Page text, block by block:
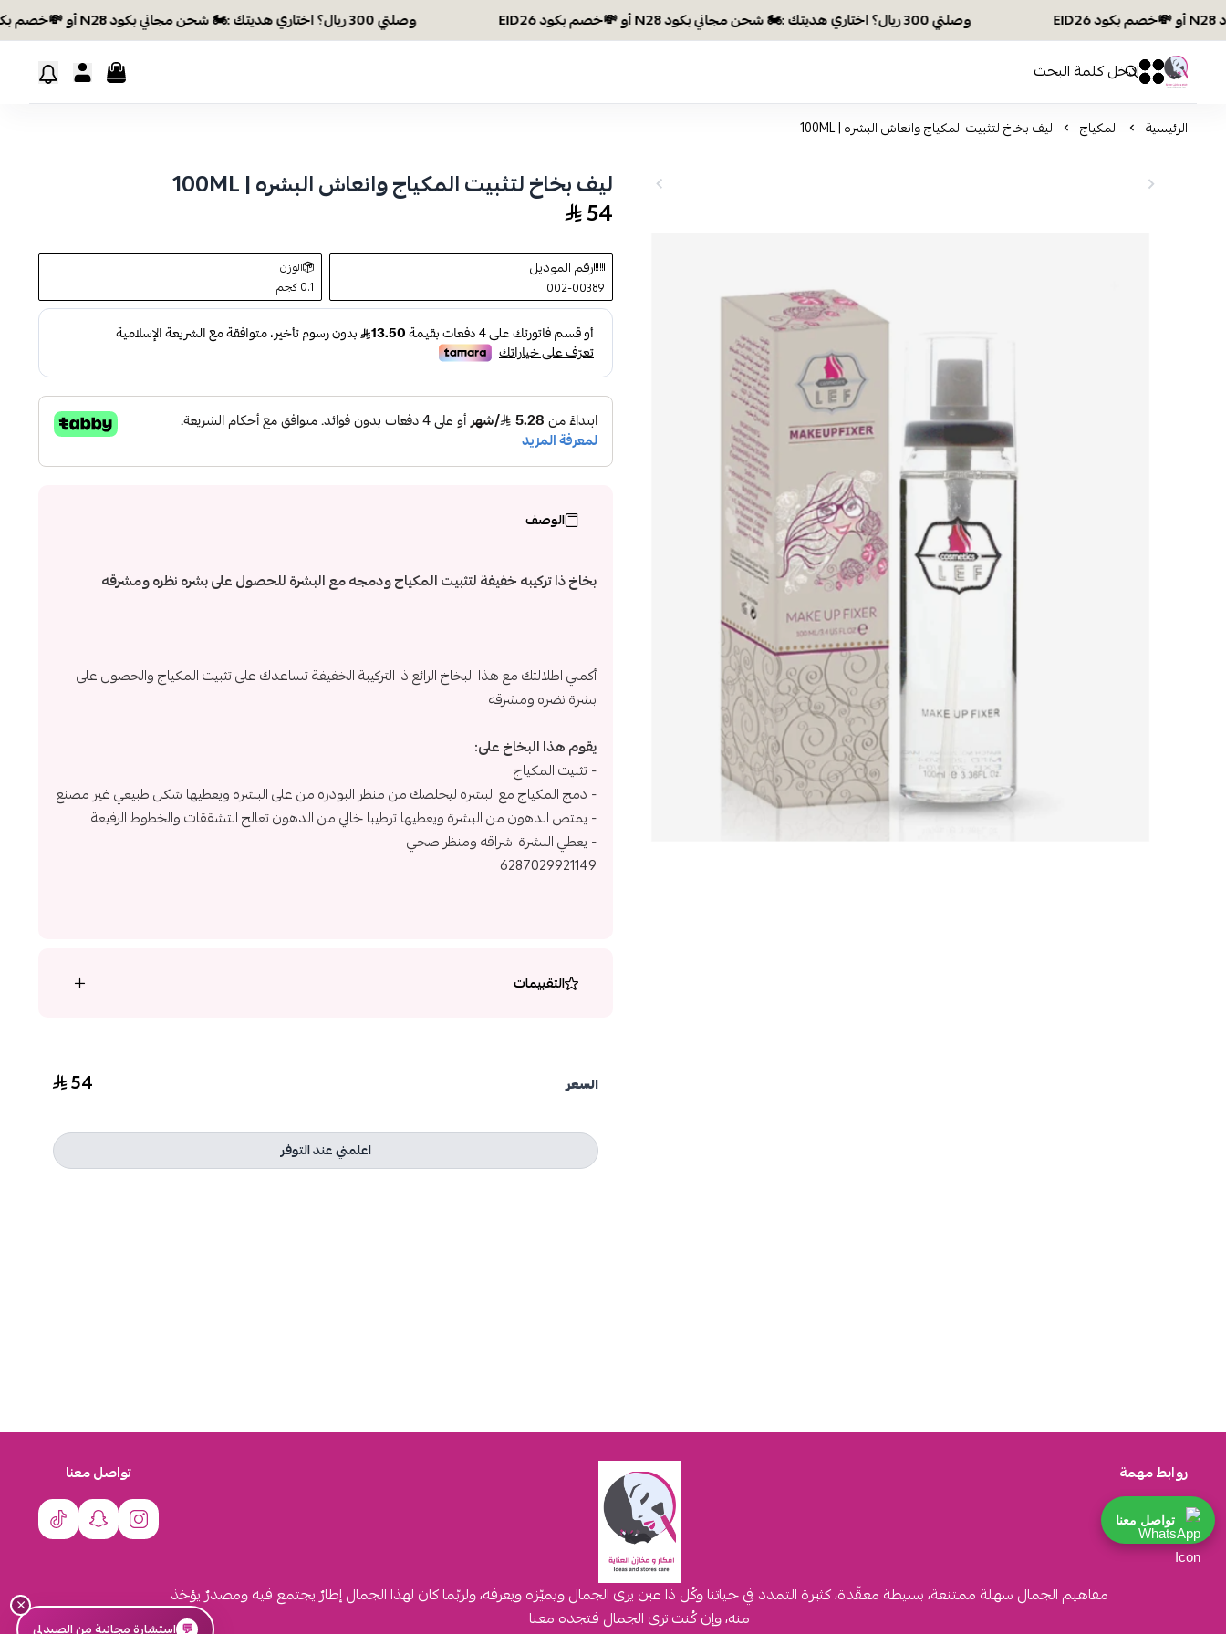
وصلتي 300 ريال؟ اختاري هديتك :🏍 شحن مجاني بكود N28 أو 💸خصم بكود EID26 وصلتي 300 ريال؟ اختاري هديتك :🏍 شحن مجاني بكود N28 أو 💸خصم بكود EID26
افكار ومخازن العناية
0 0
الرئيسية المكياج ليف بخاخ لتثبيت المكياج وانعاش البشره | 100ML
ليف بخاخ لتثبيت المكياج وانعاش البشره | 100ML
54
رقم الموديل
002-00389
الوزن
0.1 كجم
الوصف
بخاخ ذا تركيبه خفيفة لتثبيت المكياج ودمجه مع البشرة للحصول على بشره نظره ومشرقه
أكملي اطلالتك مع هذا البخاخ الرائع ذا التركيبة الخفيفة تساعدك على تثبيت المكياج والحصول على
بشرة نضره ومشرقه
يقوم هذا البخاخ على:
- تثبيت المكياج
- دمج المكياج مع البشرة ليخلصك من منظر البودرة من على البشرة ويعطيها شكل طبيعي غير مصنع
- يمتص الدهون من البشرة ويعطيها ترطيبا خالي من الدهون تعالج التشققات والخطوط الرفيعة
- يعطي البشرة اشراقه ومنظر صحي
6287029921149
التقييمات
السعر 54
اعلمني عند التوفر
روابط مهمة
مفاهيم الجمال سهلة ممتنعة، بسيطة معقّدة، كثيرة التمدد في حياتنا وكُل ذا عين يرى الجمال ويميّزه ويعرفه، ولربّما كان لهذا الجمال إطارٌ يجتمع فيه ومصدرٌ يؤخذ
منه، وإن كُنت ترى الجمال فتجده معنا
تواصل معنا
×
💬 استشارة مجانية من الصيدلي
تواصل معنا